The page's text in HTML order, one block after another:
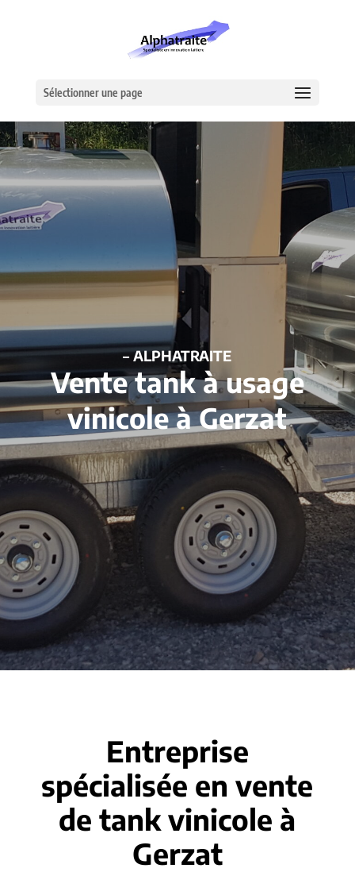
Sélectionner une page
– ALPHATRAITE
Vente tank à usage
vinicole à Gerzat
Entreprise
spécialisée en vente
de tank vinicole à
Gerzat